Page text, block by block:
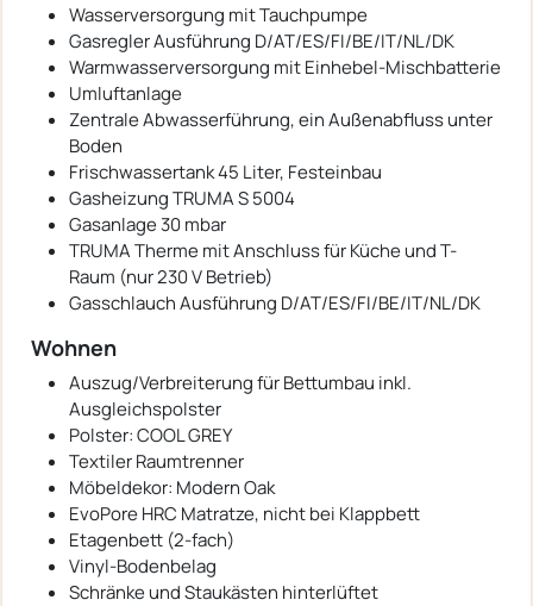
Wasserversorgung mit Tauchpumpe
Gasregler Ausführung D/AT/ES/FI/BE/IT/NL/DK
Warmwasserversorgung mit Einhebel-Mischbatterie
Umluftanlage
Zentrale Abwasserführung, ein Außenabfluss unter
Boden
Frischwassertank 45 Liter, Festeinbau
Gasheizung TRUMA S 5004
Gasanlage 30 mbar
TRUMA Therme mit Anschluss für Küche und T-
Raum (nur 230 V Betrieb)
Gasschlauch Ausführung D/AT/ES/FI/BE/IT/NL/DK
Wohnen
Auszug/Verbreiterung für Bettumbau inkl.
Ausgleichspolster
Polster: COOL GREY
Textiler Raumtrenner
Möbeldekor: Modern Oak
EvoPore HRC Matratze, nicht bei Klappbett
Etagenbett (2-fach)
Vinyl-Bodenbelag
Schränke und Staukästen hinterlüftet